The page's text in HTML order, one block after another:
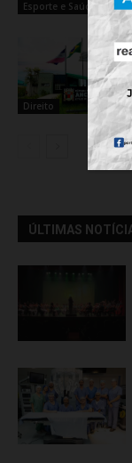
Esporte e Saúde
Direito
ÚLTIMAS